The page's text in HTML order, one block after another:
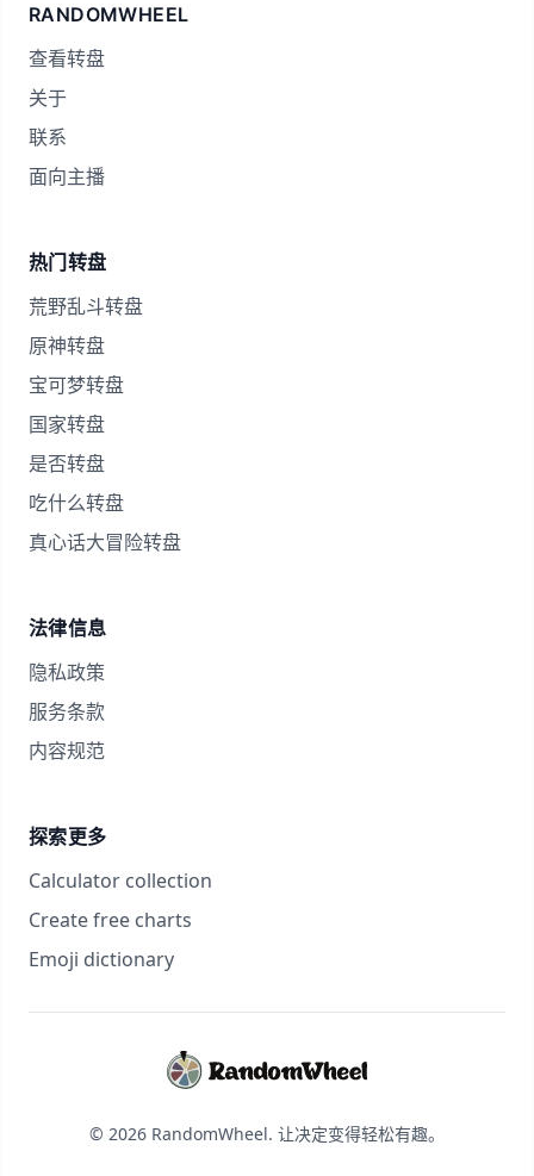
RANDOMWHEEL
查看转盘
关于
联系
面向主播
热门转盘
荒野乱斗转盘
原神转盘
宝可梦转盘
国家转盘
是否转盘
吃什么转盘
真心话大冒险转盘
法律信息
隐私政策
服务条款
内容规范
探索更多
Calculator collection
Create free charts
Emoji dictionary
© 2026 RandomWheel. 让决定变得轻松有趣。